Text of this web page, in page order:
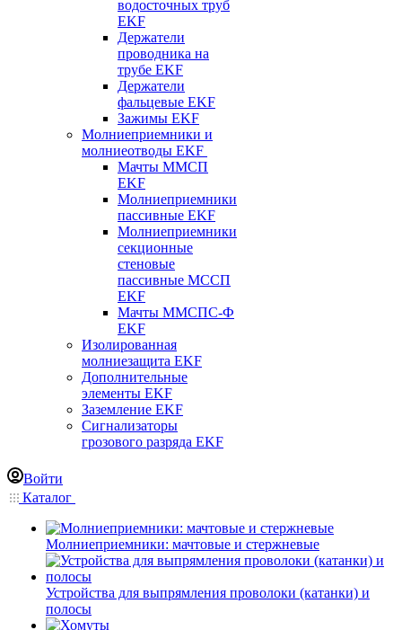
водосточных труб
EKF
Держатели
проводника на
трубе EKF
Держатели
фальцевые EKF
Зажимы EKF
Молниеприемники и
молниеотводы EKF
Мачты ММСП
EKF
Молниеприемники
пассивные EKF
Молниеприемники
секционные
стеновые
пассивные МССП
EKF
Мачты ММСПС-Ф
EKF
Изолированная
молниезащита EKF
Дополнительные
элементы EKF
Заземление EKF
Сигнализаторы
грозового разряда EKF
Войти
Каталог
Молниеприемники: мачтовые и стержневые
Устройства для выпрямления проволоки (катанки) и
полосы